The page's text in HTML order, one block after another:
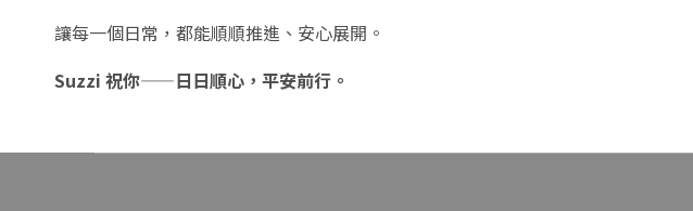
讓每一個日常，都能順順推進、安心展開。
Suzzi 祝你——日日順心，平安前行。